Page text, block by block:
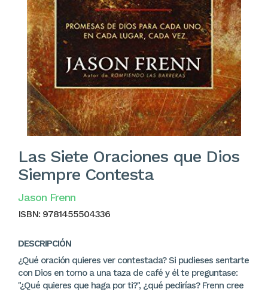
Las Siete Oraciones que Dios
Siempre Contesta
Jason Frenn
ISBN: 9781455504336
DESCRIPCIÓN
¿Qué oración quieres ver contestada? Si pudieses sentarte
con Dios en torno a una taza de café y él te preguntase:
"¿Qué quieres que haga por ti?", ¿qué pedirías? Frenn cree